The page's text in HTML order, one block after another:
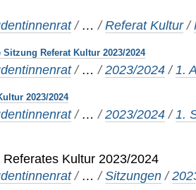
/ …/Referat Kultur /
Referat Kultur 2023/2024
/ …/2023/2024 / 1.
2023/2024
/ …/2023/2024 / 1.
Kultur 2023/2024
/ …/Sitzungen /